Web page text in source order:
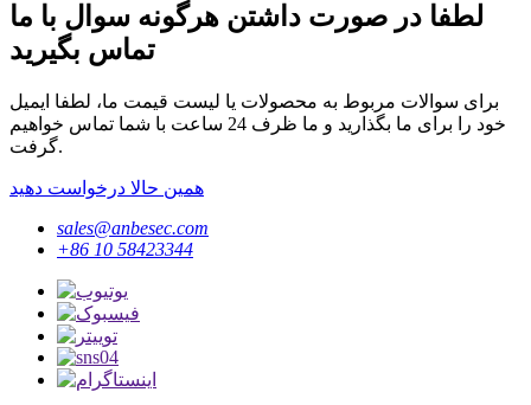
لطفا در صورت داشتن هرگونه سوال با ما
تماس بگیرید
برای سوالات مربوط به محصولات یا لیست قیمت ما، لطفا ایمیل
خود را برای ما بگذارید و ما ظرف 24 ساعت با شما تماس خواهیم
گرفت.
همین حالا درخواست دهید
sales@anbesec.com
‎+86 10 58423344‎